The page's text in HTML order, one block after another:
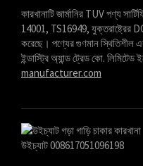
কারখানাটি জার্মানির TUV পণ্য
14001, TS16949, যুক্তরাষ্ট্রের
করেছে। পণ্যের গুণমান স্থিতিশীল
ইন্ডাস্ট্রি অ্যান্ড ট্রেড কো. লিমিটেড
manufacturer.com
উইচ্যাট 008617051096198